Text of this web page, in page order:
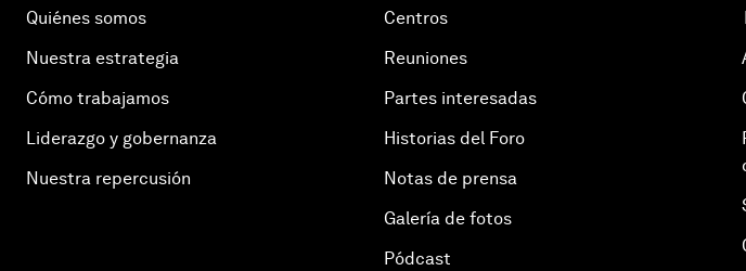
Quiénes somos
Nuestra estrategia
Cómo trabajamos
Liderazgo y gobernanza
Nuestra repercusión
Centros
Reuniones
Partes interesadas
Historias del Foro
Notas de prensa
Galería de fotos
Pódcast